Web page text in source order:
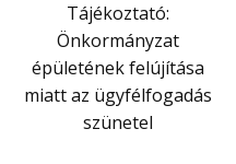
Tájékoztató:
Önkormányzat
épületének felújítása
miatt az ügyfélfogadás
szünetel